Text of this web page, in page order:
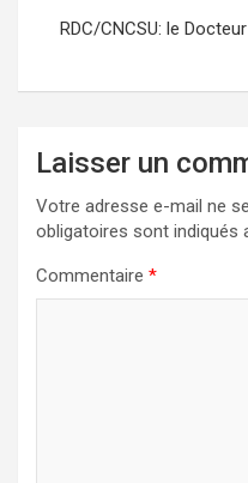
RDC/CNCSU: le
Laisser un
Votre adresse e-mail ne
obligatoires sont indiqués
Commentaire *